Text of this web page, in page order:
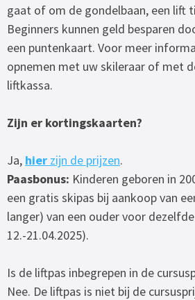
gaat of om de gondelbaan, een lift
Beginners kunnen geld besparen
een puntenkaart. Voor meer
opnemen met uw skileraar of met
liftkassa.
Zijn er kortingskaarten?
Ja, hier zijn de prijzen.
Paasbonus: Kinderen geboren in
een gratis skipas bij aankoop van
langer) van een ouder voor
12.-21.04.2025).
Is de liftpas inbegrepen in de
Nee. De liftpas is niet bij de